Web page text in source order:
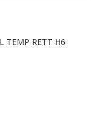
TEMP RETT H6